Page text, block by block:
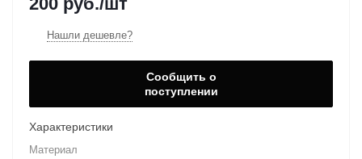
Нашли дешевле?
Сообщить о
поступлении
Характеристики
Материал